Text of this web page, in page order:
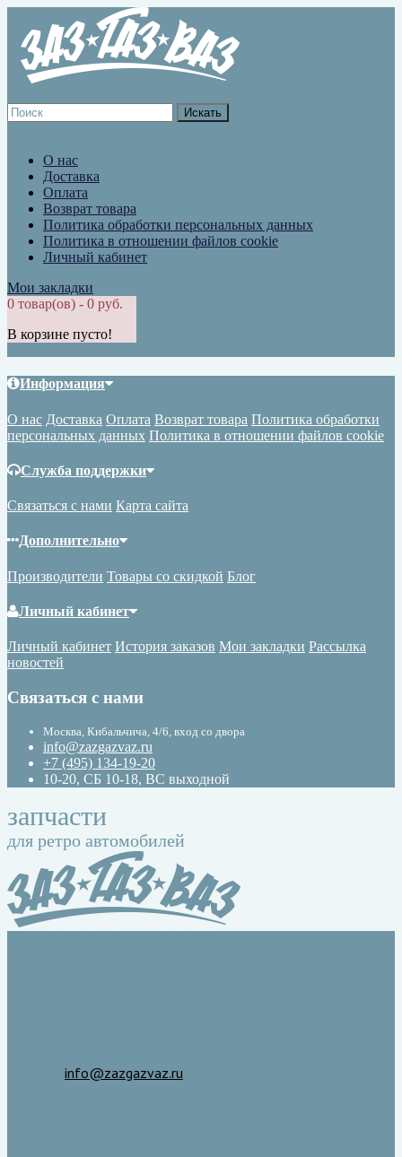
О нас
Доставка
Оплата
Возврат товара
Политика обработки персональных данных
Политика в отношении файлов cookie
Личный кабинет
Мои закладки
0 товар(ов) - 0 руб.
В корзине пусто!
Информация
О нас Доставка Оплата Возврат товара Политика обработки
персональных данных Политика в отношении файлов cookie
Служба поддержки
Связаться с нами Карта сайта
Дополнительно
Производители Товары со скидкой Блог
Личный кабинет
Личный кабинет История заказов Мои закладки Рассылка
новостей
Связаться с нами
Москва, Кибальчича, 4/6, вход со двора
info@zazgazvaz.ru
+7 (495) 134-19-20
10-20, СБ 10-18, ВС выходной
запчасти
для ретро автомобилей
info@zazgazvaz.ru